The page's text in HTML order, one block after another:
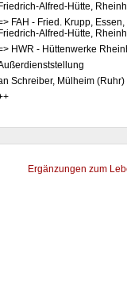
Friedrich-Alfred-Hütte,
FAH - Fried. Krupp, Essen,
Friedrich-Alfred-Hütte,
HWR - Hüttenwerke
Schreiber, Mülheim
Ergänzungen zum